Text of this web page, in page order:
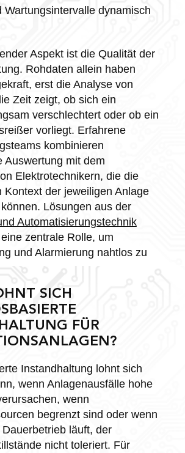
Wartungsintervalle dynamisch
Aspekt ist die Qualität der
Rohdaten allein haben
erst die Analyse von
Zeit zeigt, ob sich ein
verschlechtert oder ob ein
vorliegt. Erfahrene
kombinieren
Auswertung mit dem
Elektrotechnikern, die die
Kontext der jeweiligen Anlage
Lösungen aus der
Automatisierungstechnik
zentrale Rolle, um
und Alarmierung nahtlos zu
SICH
FÜR
Instandhaltung lohnt sich
wenn Anlagenausfälle hohe
wenn
begrenzt sind oder wenn
läuft, der
nicht toleriert. Für